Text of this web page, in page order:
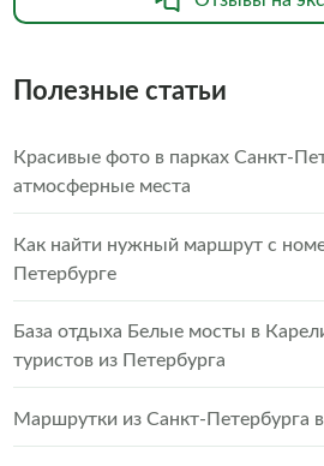
Полезные статьи
Красивые фото в парках Санкт-
атмосферные места
Как найти нужный маршрут с
Петербурге
База отдыха Белые мосты в
туристов из Петербурга
Маршрутки из Санкт-Петербурга в